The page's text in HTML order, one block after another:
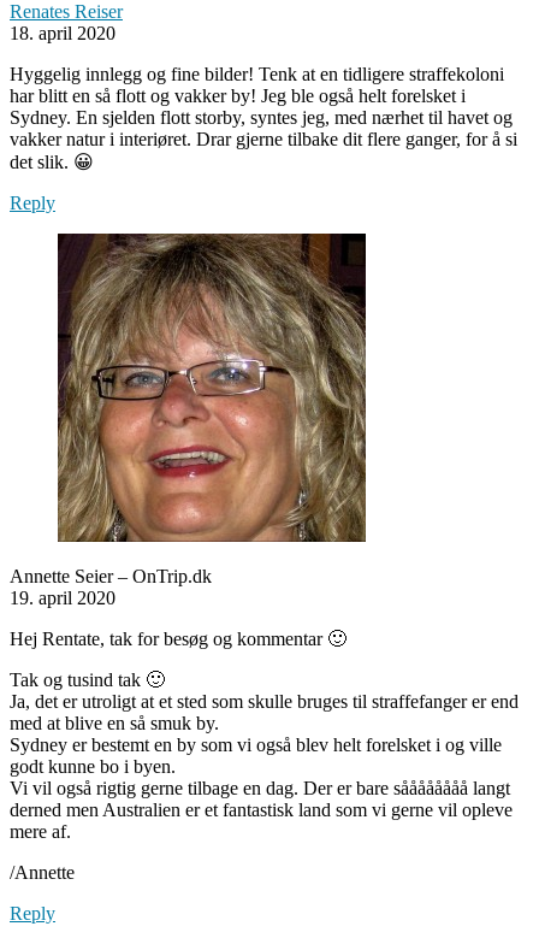
Renates Reiser
18. april 2020
Hyggelig innlegg og fine bilder! Tenk at en tidligere straffekoloni
har blitt en så flott og vakker by! Jeg ble også helt forelsket i
Sydney. En sjelden flott storby, syntes jeg, med nærhet til havet og
vakker natur i interiøret. Drar gjerne tilbake dit flere ganger, for å si
det slik. 😀
Reply
Annette Seier – OnTrip.dk
19. april 2020
Hej Rentate, tak for besøg og kommentar 🙂
Tak og tusind tak 🙂
Ja, det er utroligt at et sted som skulle bruges til straffefanger er end
med at blive en så smuk by.
Sydney er bestemt en by som vi også blev helt forelsket i og ville
godt kunne bo i byen.
Vi vil også rigtig gerne tilbage en dag. Der er bare såååååååå langt
derned men Australien er et fantastisk land som vi gerne vil opleve
mere af.
/Annette
Reply